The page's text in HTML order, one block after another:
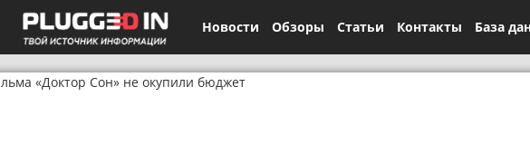
Новости Обзоры Статьи Контакты База